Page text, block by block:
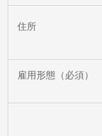
住所
雇用形態 （必須）